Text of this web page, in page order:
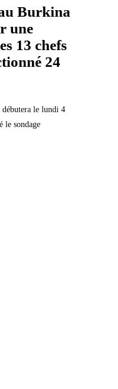
Burkina
une
13 chefs
24
débutera le lundi 4
le sondage